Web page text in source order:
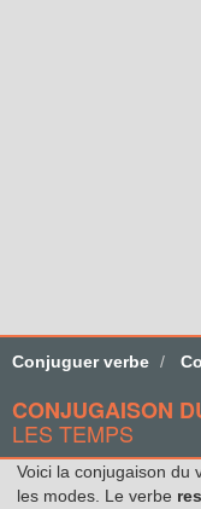
Conjuguer verbe
CONJUGAISON
LES TEMPS
Voici la conjugaison du
les modes. Le verbe